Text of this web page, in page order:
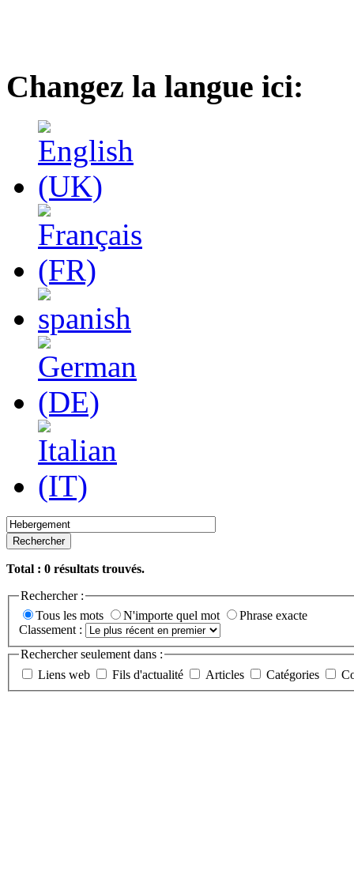
Changez la langue ici:
Rechercher
Total : 0 résultats trouvés.
Rechercher :
Tous les mots
N'importe quel mot
Phrase exacte
Classement :
Rechercher seulement dans :
Liens web
Fils d'actualité Articles Catégories